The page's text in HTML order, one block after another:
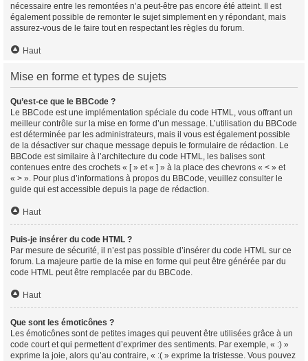
nécessaire entre les remontées n’a peut-être pas encore été atteint. Il est
également possible de remonter le sujet simplement en y répondant, mais
assurez-vous de le faire tout en respectant les règles du forum.
Haut
Mise en forme et types de sujets
Qu’est-ce que le BBCode ?
Le BBCode est une implémentation spéciale du code HTML, vous offrant un
meilleur contrôle sur la mise en forme d’un message. L’utilisation du BBCode
est déterminée par les administrateurs, mais il vous est également possible
de la désactiver sur chaque message depuis le formulaire de rédaction. Le
BBCode est similaire à l’architecture du code HTML, les balises sont
contenues entre des crochets « [ » et « ] » à la place des chevrons « < » et
« > ». Pour plus d’informations à propos du BBCode, veuillez consulter le
guide qui est accessible depuis la page de rédaction.
Haut
Puis-je insérer du code HTML ?
Par mesure de sécurité, il n’est pas possible d’insérer du code HTML sur ce
forum. La majeure partie de la mise en forme qui peut être générée par du
code HTML peut être remplacée par du BBCode.
Haut
Que sont les émoticônes ?
Les émoticônes sont de petites images qui peuvent être utilisées grâce à un
code court et qui permettent d’exprimer des sentiments. Par exemple, « :) »
exprime la joie, alors qu’au contraire, « :( » exprime la tristesse. Vous pouvez